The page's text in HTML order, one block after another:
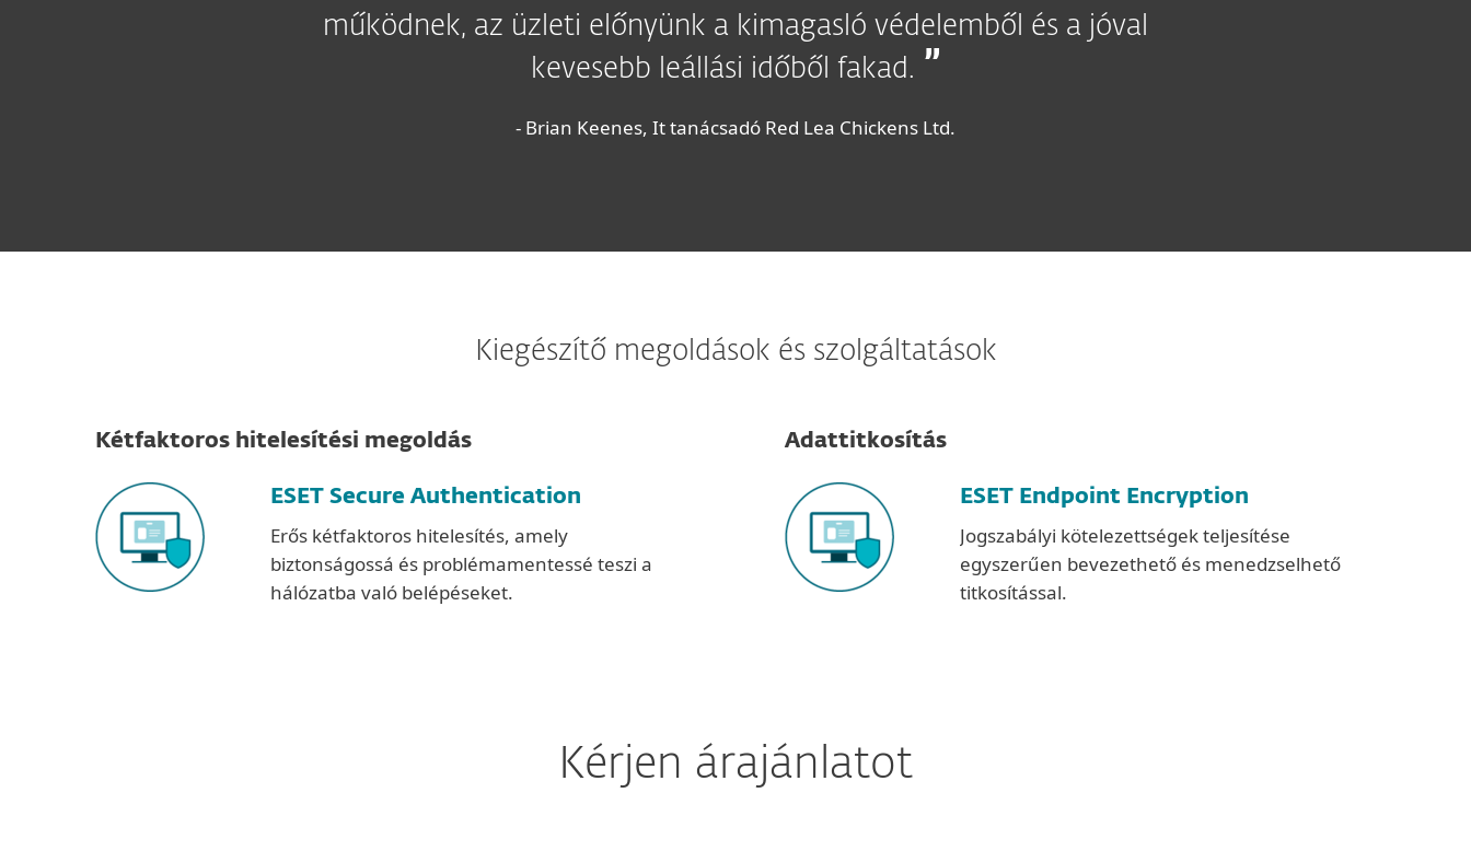
működnek, az üzleti előnyünk a kimagasló védelemből és a jóval
kevesebb leállási időből fakad.
- Brian Keenes, It tanácsadó Red Lea Chickens Ltd.
Kiegészítő megoldások és szolgáltatások
Kétfaktoros hitelesítési megoldás
ESET Secure Authentication
Erős kétfaktoros hitelesítés, amely
biztonságossá és problémamentessé teszi a
hálózatba való belépéseket.
Adattitkosítás
ESET Endpoint Encryption
Jogszabályi kötelezettségek teljesítése
egyszerűen bevezethető és menedzselhető
titkosítással.
Kérjen árajánlatot